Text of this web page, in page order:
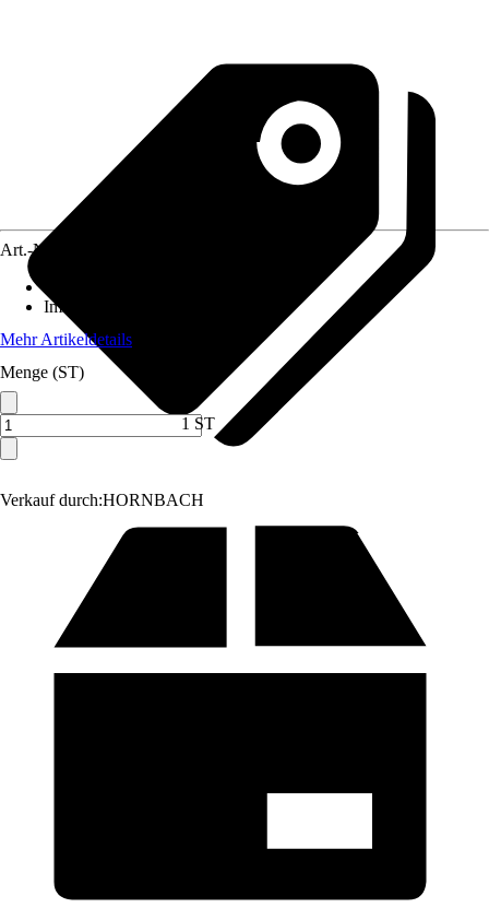
Verkauf durch:HORNBACH
Art.-Nr.
Immergrün
Mehr Artikeldetails
Menge (ST)
1 ST